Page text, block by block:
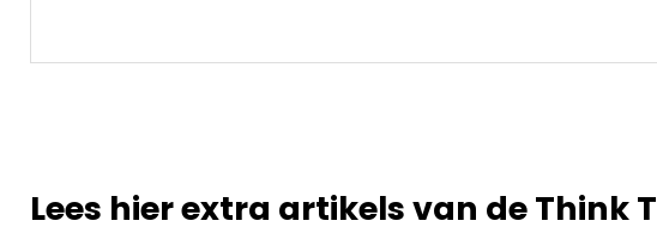
Lees hier extra artikels van de Think